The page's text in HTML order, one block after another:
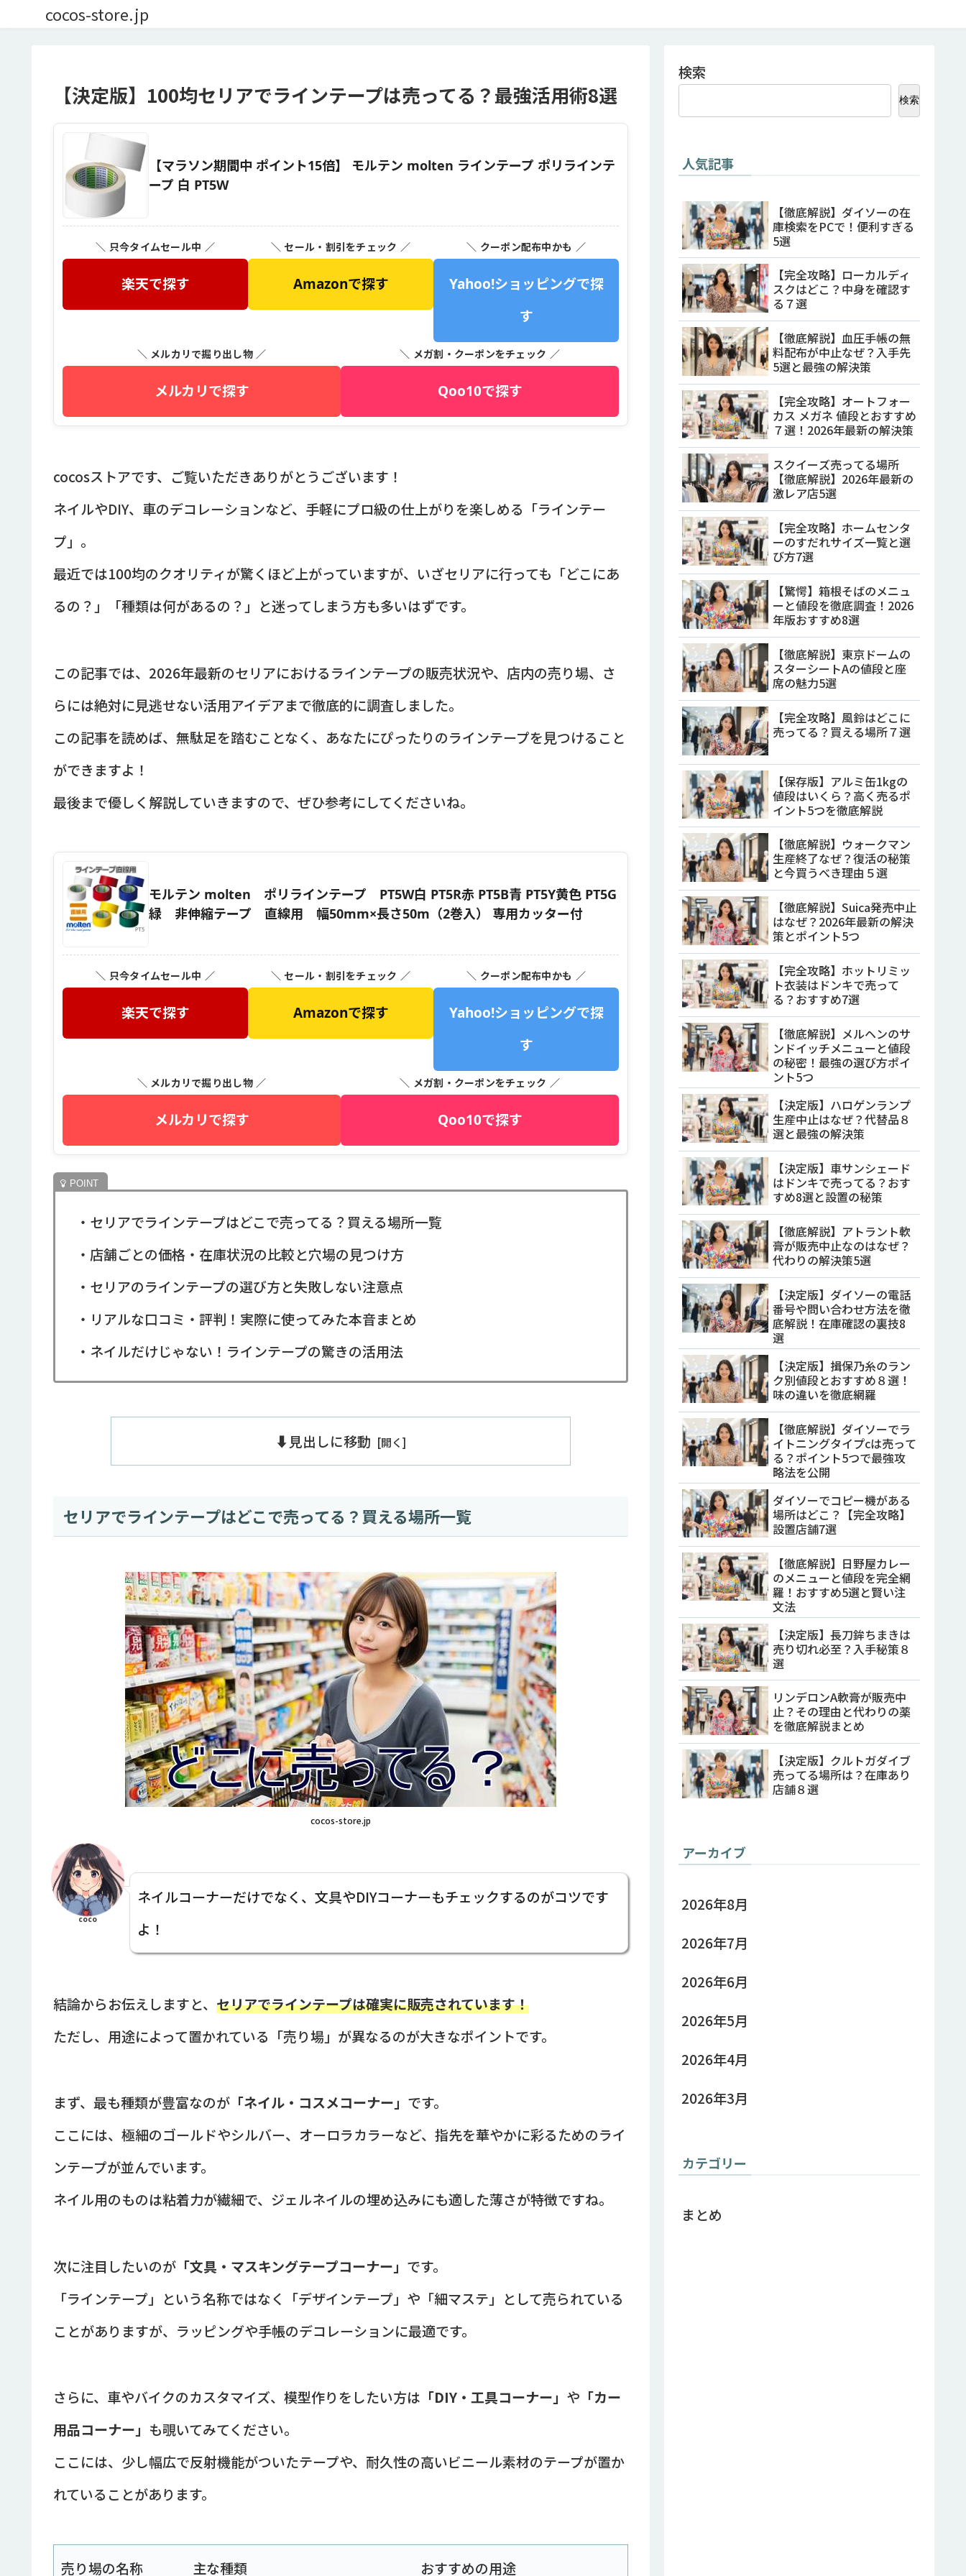
cocos-store.jp
【決定版】100均セリアでラインテープは売ってる？最強活用術8選
【マラソン期間中 ポイント15倍】 モルテン molten ラインテープ ポリラインテ
ープ 白 PT5W
＼ 只今タイムセール中 ／
楽天で探す
＼ セール・割引をチェック ／
Amazonで探す
＼ クーポン配布中かも ／
Yahoo!ショッピングで探
す
＼ メルカリで掘り出し物 ／
メルカリで探す
＼ メガ割・クーポンをチェック ／
Qoo10で探す
cocosストアです、ご覧いただきありがとうございます！
ネイルやDIY、車のデコレーションなど、手軽にプロ級の仕上がりを楽しめる「ラインテー
プ」。
最近では100均のクオリティが驚くほど上がっていますが、いざセリアに行っても「どこにあ
るの？」「種類は何があるの？」と迷ってしまう方も多いはずです。
この記事では、2026年最新のセリアにおけるラインテープの販売状況や、店内の売り場、さ
らには絶対に見逃せない活用アイデアまで徹底的に調査しました。
この記事を読めば、無駄足を踏むことなく、あなたにぴったりのラインテープを見つけること
ができますよ！
最後まで優しく解説していきますので、ぜひ参考にしてくださいね。
モルテン molten ポリラインテープ PT5W白 PT5R赤 PT5B青 PT5Y黄色 PT5G
緑 非伸縮テープ 直線用 幅50mm×長さ50m（2巻入） 専用カッター付
＼ 只今タイムセール中 ／
楽天で探す
＼ セール・割引をチェック ／
Amazonで探す
＼ クーポン配布中かも ／
Yahoo!ショッピングで探
す
＼ メルカリで掘り出し物 ／
メルカリで探す
＼ メガ割・クーポンをチェック ／
Qoo10で探す
・セリアでラインテープはどこで売ってる？買える場所一覧
・店舗ごとの価格・在庫状況の比較と穴場の見つけ方
・セリアのラインテープの選び方と失敗しない注意点
・リアルな口コミ・評判！実際に使ってみた本音まとめ
・ネイルだけじゃない！ラインテープの驚きの活用法
⬇️見出しに移動
セリアでラインテープはどこで売ってる？買える場所一覧
cocos-store.jp
coco
ネイルコーナーだけでなく、文具やDIYコーナーもチェックするのがコツです
よ！
結論からお伝えしますと、 セリアでラインテープは確実に販売されています！
ただし、用途によって置かれている「売り場」が異なるのが大きなポイントです。
まず、最も種類が豊富なのが 「ネイル・コスメコーナー」 です。
ここには、極細のゴールドやシルバー、オーロラカラーなど、指先を華やかに彩るためのライ
ンテープが並んでいます。
ネイル用のものは粘着力が繊細で、ジェルネイルの埋め込みにも適した薄さが特徴ですね。
次に注目したいのが 「文具・マスキングテープコーナー」 です。
「ラインテープ」という名称ではなく「デザインテープ」や「細マステ」として売られている
ことがありますが、ラッピングや手帳のデコレーションに最適です。
さらに、車やバイクのカスタマイズ、模型作りをしたい方は 「DIY・工具コーナー」 や 「カー
用品コーナー」 も覗いてみてください。
ここには、少し幅広で反射機能がついたテープや、耐久性の高いビニール素材のテープが置か
れていることがあります。
売り場の名称 主な種類 おすすめの用途
検索
検索
人気記事
【徹底解説】ダイソーの在
庫検索をPCで！便利すぎる
5選
【完全攻略】ローカルディ
スクはどこ？中身を確認す
る７選
【徹底解説】血圧手帳の無
料配布が中止なぜ？入手先
5選と最強の解決策
【完全攻略】オートフォー
カス メガネ 値段とおすすめ
７選！2026年最新の解決策
スクイーズ売ってる場所
【徹底解説】2026年最新の
激レア店5選
【完全攻略】ホームセンタ
ーのすだれサイズ一覧と選
び方7選
【驚愕】箱根そばのメニュ
ーと値段を徹底調査！2026
年版おすすめ8選
【徹底解説】東京ドームの
スターシートAの値段と座
席の魅力5選
【完全攻略】風鈴はどこに
売ってる？買える場所７選
【保存版】アルミ缶1kgの
値段はいくら？高く売るポ
イント5つを徹底解説
【徹底解説】ウォークマン
生産終了なぜ？復活の秘策
と今買うべき理由５選
【徹底解説】Suica発売中止
はなぜ？2026年最新の解決
策とポイント5つ
【完全攻略】ホットリミッ
ト衣装はドンキで売って
る？おすすめ7選
【徹底解説】メルヘンのサ
ンドイッチメニューと値段
の秘密！最強の選び方ポイ
ント5つ
【決定版】ハロゲンランプ
生産中止はなぜ？代替品８
選と最強の解決策
【決定版】車サンシェード
はドンキで売ってる？おす
すめ8選と設置の秘策
【徹底解説】アトラント軟
膏が販売中止なのはなぜ？
代わりの解決策5選
【決定版】ダイソーの電話
番号や問い合わせ方法を徹
底解説！在庫確認の裏技8
選
【決定版】揖保乃糸のラン
ク別値段とおすすめ８選！
味の違いを徹底網羅
【徹底解説】ダイソーでラ
イトニングタイプcは売って
る？ポイント5つで最強攻
略法を公開
ダイソーでコピー機がある
場所はどこ？【完全攻略】
設置店舗7選
【徹底解説】日野屋カレー
のメニューと値段を完全網
羅！おすすめ5選と賢い注
文法
【決定版】長刀鉾ちまきは
売り切れ必至？入手秘策８
選
リンデロンA軟膏が販売中
止？その理由と代わりの薬
を徹底解説まとめ
【決定版】クルトガダイブ
売ってる場所は？在庫あり
店舗８選
アーカイブ
2026年8月
2026年7月
2026年6月
2026年5月
2026年4月
2026年3月
カテゴリー
まとめ